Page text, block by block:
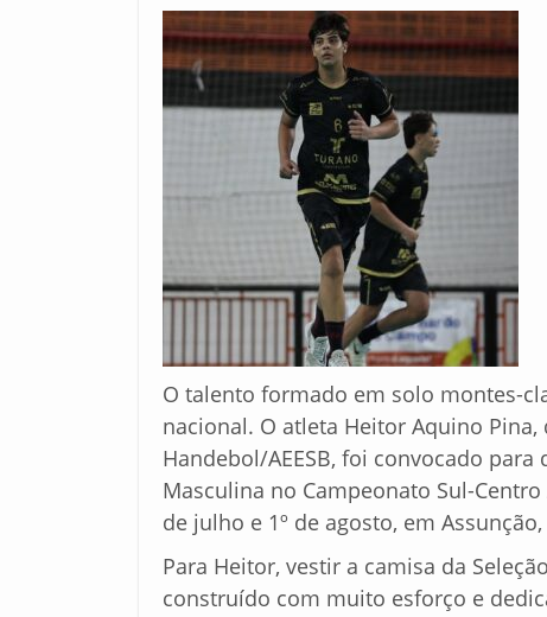
O talento formado em solo montes-
nacional. O atleta Heitor Aquino
Handebol/AEESB, foi convocado
Masculina no Campeonato Sul-
de julho e 1º de agosto, em
Para Heitor, vestir a camisa da
construído com muito esforço e